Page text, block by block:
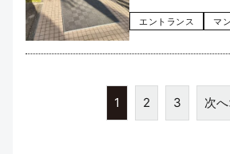
エントランス マ
1 2 3 次